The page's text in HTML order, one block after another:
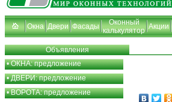
Окна Двери Фасады
Оконный
калькулятор Акции
Объявления
•ОКНА: предложение
•ДВЕРИ: предложение
•ВОРОТА: предложение